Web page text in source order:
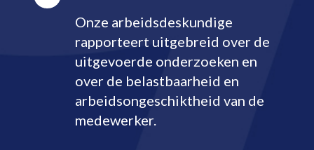
Onze arbeidsdeskundige
rapporteert uitgebreid over de
uitgevoerde onderzoeken en
over de belastbaarheid en
arbeidsongeschiktheid van de
medewerker.